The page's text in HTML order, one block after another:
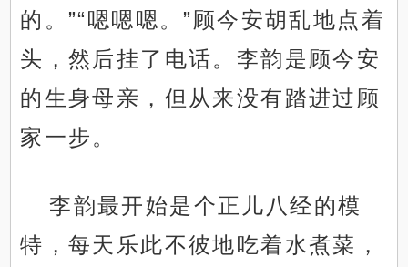
的。”“嗯嗯嗯。”顾今安胡乱地点着
头，然后挂了电话。李韵是顾今安
的生身母亲，但从来没有踏进过顾
家一步。
李韵最开始是个正儿八经的模
特，每天乐此不彼地吃着水煮菜，